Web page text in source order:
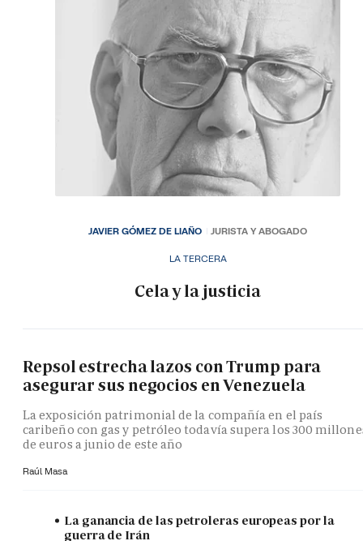
LA TERCERA
Cela y la justicia
JAVIER GÓMEZ DE LIAÑO JURISTA Y ABOGADO
Repsol estrecha lazos con Trump para
asegurar sus negocios en Venezuela
La exposición patrimonial de la compañía en el país
caribeño con gas y petróleo todavía supera los 300
de euros a junio de este año
Raúl Masa
La ganancia de las petroleras europeas por la
guerra de Irán